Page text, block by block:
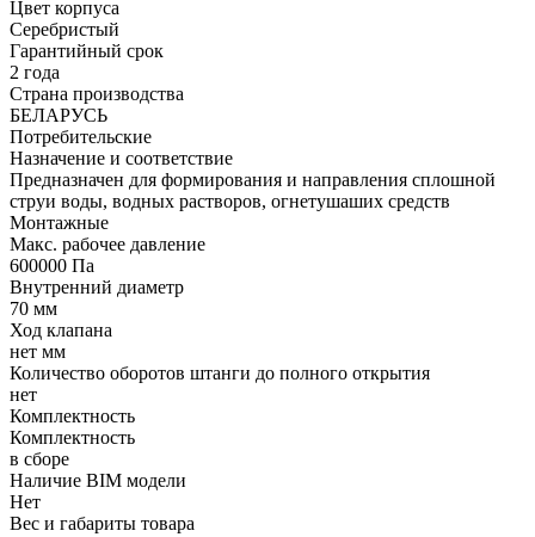
Цвет корпуса
Серебристый
Гарантийный срок
2 года
Страна производства
БЕЛАРУСЬ
Потребительские
Назначение и соответствие
Предназначен для формирования и направления сплошной
струи воды, водных растворов, огнетушаших средств
Монтажные
Макс. рабочее давление
600000 Па
Внутренний диаметр
70 мм
Ход клапана
нет мм
Количество оборотов штанги до полного открытия
нет
Комплектность
Комплектность
в сборе
Наличие BIM модели
Нет
Вес и габариты товара